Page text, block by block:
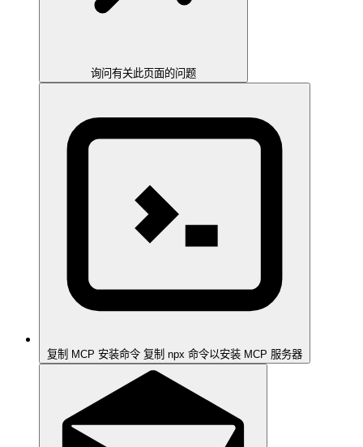
询问有关此页面的问题
复制 MCP 安装命令 复制 npx 命令以安装 MCP 服务器